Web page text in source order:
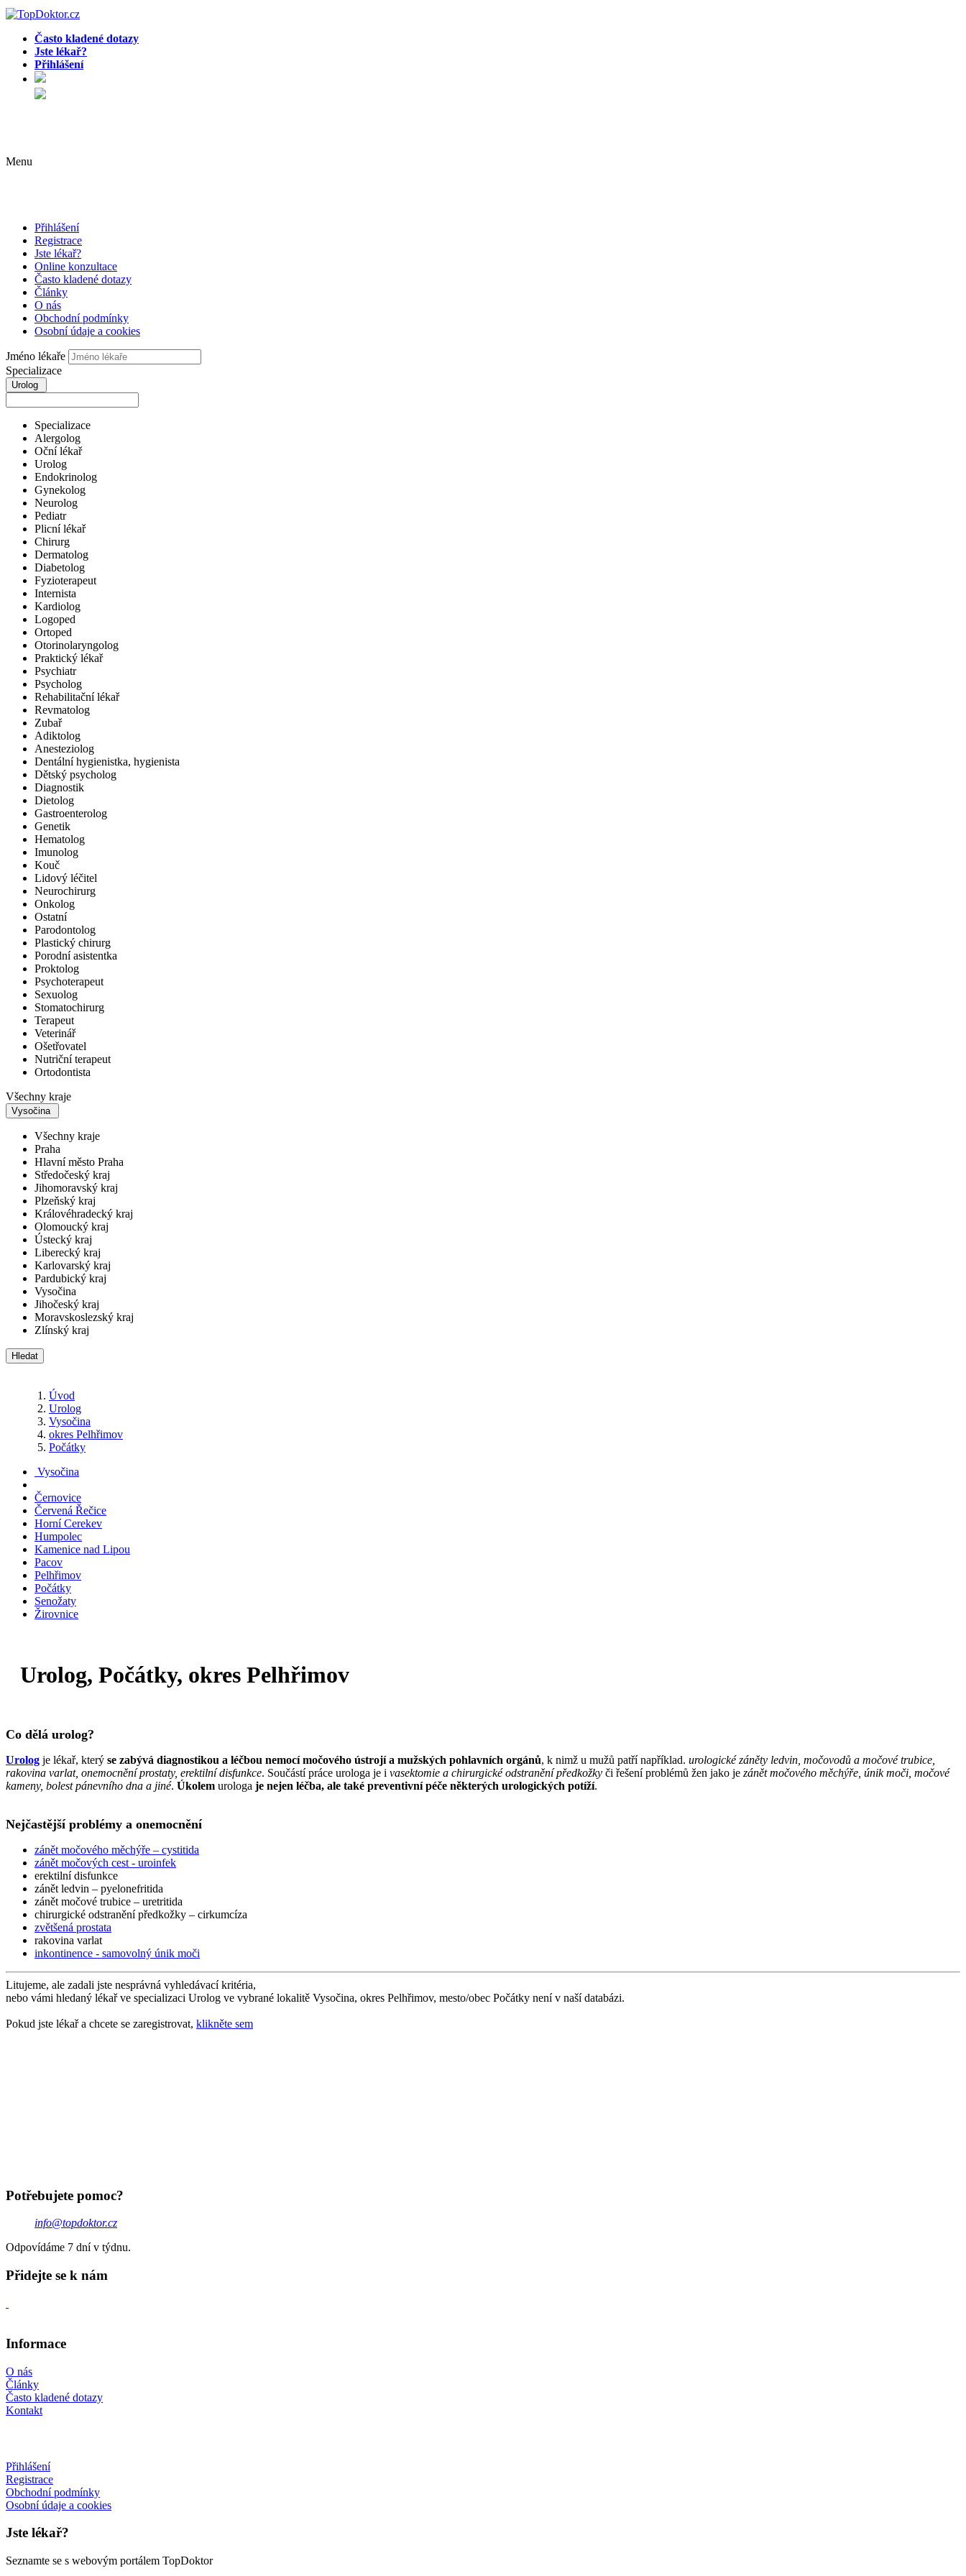
Často kladené dotazy
Jste lékař?
Přihlášení
Menu
Přihlášení
Registrace
Jste lékař?
Online konzultace
Často kladené dotazy
Články
O nás
Obchodní podmínky
Osobní údaje a cookies
Jméno lékaře
Specializace
Urolog
Specializace
Alergolog
Oční lékař
Urolog
Endokrinolog
Gynekolog
Neurolog
Pediatr
Plicní lékař
Chirurg
Dermatolog
Diabetolog
Fyzioterapeut
Internista
Kardiolog
Logoped
Ortoped
Otorinolaryngolog
Praktický lékař
Psychiatr
Psycholog
Rehabilitační lékař
Revmatolog
Zubař
Adiktolog
Anesteziolog
Dentální hygienistka, hygienista
Dětský psycholog
Diagnostik
Dietolog
Gastroenterolog
Genetik
Hematolog
Imunolog
Kouč
Lidový léčitel
Neurochirurg
Onkolog
Ostatní
Parodontolog
Plastický chirurg
Porodní asistentka
Proktolog
Psychoterapeut
Sexuolog
Stomatochirurg
Terapeut
Veterinář
Ošetřovatel
Nutriční terapeut
Ortodontista
Všechny kraje
Vysočina
Všechny kraje
Praha
Hlavní město Praha
Středočeský kraj
Jihomoravský kraj
Plzeňský kraj
Královéhradecký kraj
Olomoucký kraj
Ústecký kraj
Liberecký kraj
Karlovarský kraj
Pardubický kraj
Vysočina
Jihočeský kraj
Moravskoslezský kraj
Zlínský kraj
Hledat
Úvod
Urolog
Vysočina
okres Pelhřimov
Počátky
Vysočina
Černovice
Červená Řečice
Horní Cerekev
Humpolec
Kamenice nad Lipou
Pacov
Pelhřimov
Počátky
Senožaty
Žirovnice
Urolog, Počátky, okres Pelhřimov
Co dělá urolog?
Urolog je lékař, který se zabývá diagnostikou a léčbou nemocí močového ústrojí a mužských pohlavních orgánů, k nimž u mužů patří například. urologické záněty ledvin, močovodů a močové trubice,
rakovina varlat, onemocnění prostaty, erektilní disfunkce. Součástí práce urologa je i vasektomie a chirurgické odstranění předkožky či řešení problémů žen jako je zánět močového měchýře, únik moči, močové
kameny, bolest pánevního dna a jiné. Úkolem urologa je nejen léčba, ale také preventivní péče některých urologických potíží.
Nejčastější problémy a onemocnění
zánět močového měchýře – cystitida
zánět močových cest - uroinfek
erektilní disfunkce
zánět ledvin – pyelonefritida
zánět močové trubice – uretritida
chirurgické odstranění předkožky – cirkumcíza
zvětšená prostata
rakovina varlat
inkontinence - samovolný únik moči
Litujeme, ale zadali jste nesprávná vyhledávací kritéria,
nebo vámi hledaný lékař ve specializaci Urolog ve vybrané lokalitě Vysočina, okres Pelhřimov, mesto/obec Počátky není v naší databázi.
Pokud jste lékař a chcete se zaregistrovat, klikněte sem
Potřebujete pomoc?
info@topdoktor.cz
Odpovídáme 7 dní v týdnu.
Přidejte se k nám
Informace
O nás
Články
Často kladené dotazy
Kontakt
Přihlášení
Registrace
Obchodní podmínky
Osobní údaje a cookies
Jste lékař?
Seznamte se s webovým portálem TopDoktor